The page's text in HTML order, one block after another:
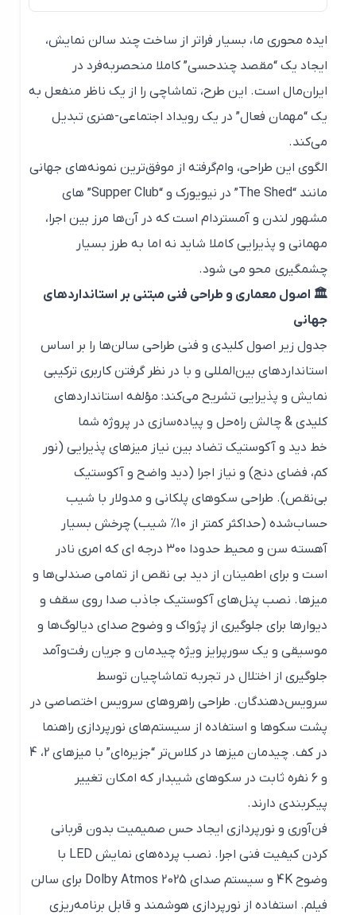
ایده محوری ما، بسیار فراتر از ساخت چند سالن نمایش،
ایجاد یک “مقصد چندحسی” کاملا منحصربه‌فرد در
ایران‌مال است. این طرح، تماشاچی را از یک ناظر منفعل به
یک “مهمان فعال” در یک رویداد اجتماعی-هنری تبدیل
می‌کند.
الگوی این طراحی، وام‌گرفته از موفق‌ترین نمونه‌های جهانی
مانند “The Shed” در نیویورک و “Supper Club” های
مشهور لندن و آمستردام است که در آن‌ها مرز بین اجرا،
مهمانی و پذیرایی کاملا شاید نه اما به طرز بسیار
چشمگیری محو می شود.
🏛️ اصول معماری و طراحی فنی مبتنی بر استانداردهای
جهانی
جدول زیر اصول کلیدی و فنی طراحی سالن‌ها را بر اساس
استانداردهای بین‌المللی و با در نظر گرفتن کاربری ترکیبی
نمایش و پذیرایی تشریح می‌کند: مؤلفه استانداردهای
کلیدی & چالش راه‌حل و پیاده‌سازی در پروژه شما
خط دید و آکوستیک تضاد بین نیاز میزهای پذیرایی (نور
کم، فضای دنج) و نیاز اجرا (دید واضح و آکوستیک
بی‌نقص). طراحی سکوهای پلکانی و مدولار با شیب
حساب‌شده (حداکثر کمتر از 10% شیب) چرخش بسیار
آهسته سن و محیط حدودا ۳۰۰ درجه ای که امری نادر
است و برای اطمینان از دید بی نقص از تمامی صندلی‌ها و
میزها. نصب پنل‌های آکوستیک جاذب صدا روی سقف و
دیوارها برای جلوگیری از پژواک و وضوح صدای دیالوگ‌ها و
موسیقی و یک سورپرایز ویژه چیدمان و جریان رفت‌وآمد
جلوگیری از اختلال در تجربه تماشاچیان توسط
سرویس‌دهندگان. طراحی راهروهای سرویس اختصاصی در
پشت سکوها و استفاده از سیستم‌های نورپردازی راهنما
در کف. چیدمان میزها در کلاس‌تر “جزیره‌ای” با میزهای 2، 4
و 6 نفره ثابت در سکوهای شیبدار که امکان تغییر
پیکربندی دارند.
فن‌آوری و نورپردازی ایجاد حس صمیمیت بدون قربانی
کردن کیفیت فنی اجرا. نصب پرده‌های نمایش LED با
وضوح 4K و سیستم صدای 2025 Dolby Atmos برای سالن
فیلم. استفاده از نورپردازی هوشمند و قابل برنامه‌ریزی